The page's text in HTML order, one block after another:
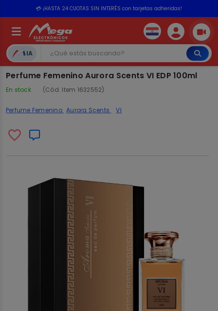
💳 ¡HASTA 24 CUOTAS SIN INTERÉS con tarjetas adheridas!
IA
Perfume Femenino Aurora Scents VI EDP 100ml
En stock (Cód. Item 1632552)
Perfume Femenino Aurora Scents VI